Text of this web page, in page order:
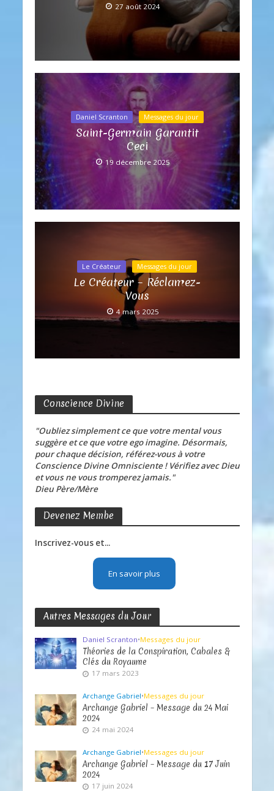
27 août 2024
Daniel Scranton Messages du jour
Saint-Germain Garantit
Ceci
19 décembre 2025
Le Créateur Messages du jour
Le Créateur – Réclamez-
Vous
4 mars 2025
Conscience Divine
"Oubliez simplement ce que votre mental vous
suggère et ce que votre ego imagine. Désormais,
pour chaque décision, référez-vous à votre
Conscience Divine Omnisciente ! Vérifiez avec Dieu
et vous ne vous tromperez jamais."
Dieu Père/Mère
Devenez Membe
Inscrivez-vous et...
En savoir plus
Autres Messages du Jour
Daniel Scranton•Messages du jour
Théories de la Conspiration, Cabales &
Clés du Royaume
17 mars 2023
Archange Gabriel•Messages du jour
Archange Gabriel – Message du 24 Mai
2024
24 mai 2024
Archange Gabriel•Messages du jour
Archange Gabriel – Message du 17 Juin
2024
17 juin 2024